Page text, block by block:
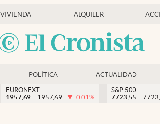
VIVIENDA ALQUILER
POLÍTICA ACTUALIDAD
EURONEXT
1957,69
1957,69 -0.01%
S&P 500
7723,55